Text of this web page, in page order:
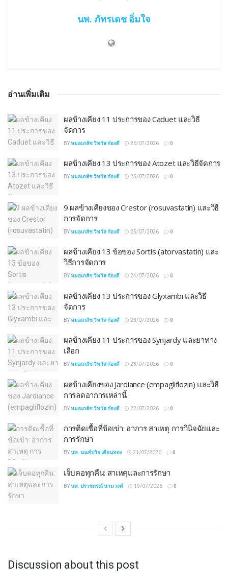
นพ. ภัทรเดช อิ่มใจ
อ่านเพิ่มเติม
ผลข้างเคียง 11 ประการของ Caduet และวิธี
จัดการ
BYหมอเภสัช วิทวัส ก๋องดี 26/07/2026 0
ผลข้างเคียง 13 ประการของ Atozet และวิธีจัดการ
BYหมอเภสัช วิทวัส ก๋องดี 25/07/2026 0
9 ผลข้างเคียงของ Crestor (rosuvastatin) และวิธี
การจัดการ
BYหมอเภสัช วิทวัส ก๋องดี 25/07/2026 0
ผลข้างเคียง 13 ข้อของ Sortis (atorvastatin) และ
วิธีการจัดการ
BYหมอเภสัช วิทวัส ก๋องดี 24/07/2026 0
ผลข้างเคียง 13 ประการของ Glyxambi และวิธี
จัดการ
BYหมอเภสัช วิทวัส ก๋องดี 23/07/2026 0
ผลข้างเคียง 11 ประการของ Synjardy และยาทาง
เลือก
BYหมอเภสัช วิทวัส ก๋องดี 23/07/2026 0
ผลข้างเคียงของ Jardiance (empagliflozin) และวิธี
การลดอาการเหล่านี้
BYหมอเภสัช วิทวัส ก๋องดี 22/07/2026 0
การติดเชื้อที่ข้อเข่า: อาการ สาเหตุ การวินิจฉัยและ
การรักษา
BYนพ. นนท์ปวิธ เคียนทอง 21/07/2026 0
เจ็บคอทุกคืน: สาเหตุและการรักษา
BYนพ. ปราชกรณ์ นามวงค์ 19/07/2026 0
Discussion about this post